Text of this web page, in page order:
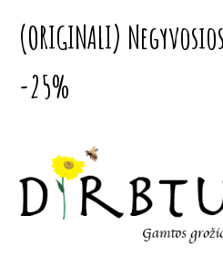
(ORIGINALI)
-25%